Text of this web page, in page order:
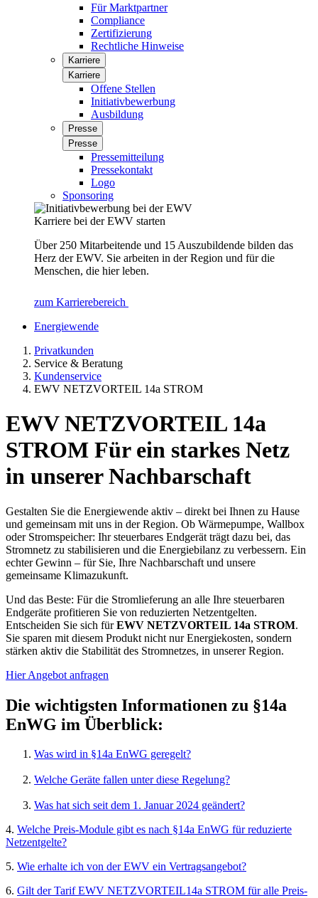
Für Marktpartner
Compliance
Zertifizierung
Rechtliche Hinweise
Karriere
Karriere
Offene Stellen
Initiativbewerbung
Ausbildung
Presse
Presse
Pressemitteilung
Pressekontakt
Logo
Sponsoring
Karriere bei der EWV starten
Über 250 Mitarbeitende und 15 Auszubildende bilden das
Herz der EWV. Sie arbeiten in der Region und für die
Menschen, die hier leben.
zum Karrierebereich
Energiewende
Privatkunden
Service & Beratung
Kundenservice
EWV NETZVORTEIL 14a STROM
EWV NETZVORTEIL 14a
STROM Für ein starkes Netz
in unserer Nachbarschaft
Gestalten Sie die Energiewende aktiv – direkt bei Ihnen zu Hause
und gemeinsam mit uns in der Region. Ob Wärmepumpe, Wallbox
oder Stromspeicher: Ihr steuerbares Endgerät trägt dazu bei, das
Stromnetz zu stabilisieren und die Energiebilanz zu verbessern. Ein
echter Gewinn – für Sie, Ihre Nachbarschaft und unsere
gemeinsame Klimazukunft.
Und das Beste: Für die Stromlieferung an alle Ihre steuerbaren
Endgeräte profitieren Sie von reduzierten Netzentgelten.
Entscheiden Sie sich fürEWV NETZVORTEIL 14a STROM.
Sie sparen mit diesem Produkt nicht nur Energiekosten, sondern
stärken aktiv die Stabilität des Stromnetzes, in unserer Region.
Hier Angebot anfragen
Die wichtigsten Informationen zu §14a
EnWG im Überblick:
Was wird in §14a EnWG geregelt?
Welche Geräte fallen unter diese Regelung?
Was hat sich seit dem 1. Januar 2024 geändert?
4. Welche Preis-Module gibt es nach §14a EnWG für reduzierte
Netzentgelte?
5. Wie erhalte ich von der EWV ein Vertragsangebot?
6. Gilt der Tarif EWV NETZVORTEIL14a STROM für alle Preis-